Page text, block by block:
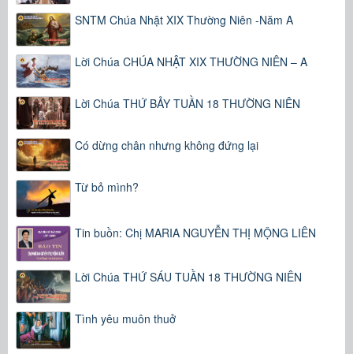
SNTM Chúa Nhật XIX Thường Niên -Năm A
Lời Chúa CHÚA NHẬT XIX THƯỜNG NIÊN – A
Lời Chúa THỨ BẢY TUẦN 18 THƯỜNG NIÊN
Có dừng chân nhưng không đứng lại
Từ bỏ mình?
Tin buồn: Chị MARIA NGUYỄN THỊ MỘNG LIÊN
Lời Chúa THỨ SÁU TUẦN 18 THƯỜNG NIÊN
Tình yêu muôn thuở